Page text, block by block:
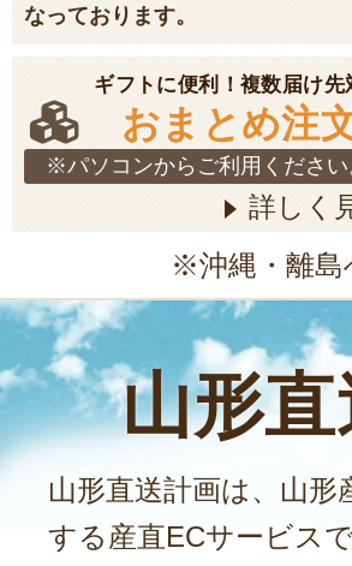
なっております。
ギフトに便利！複数届け先
おまとめ注
※パソコンからご利用ください
詳しく
※沖縄・離島
山形
山形直送計画は、山
する産直ECサービス